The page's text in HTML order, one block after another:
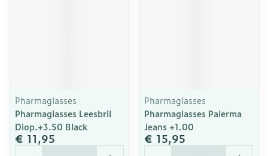
Pharmaglasses
Pharmaglasses Leesbril
Diop.+3.50 Black
€ 11,95
Aantal
Pharmaglasses
Pharmaglasses Palerma
Jeans +1.00
€ 15,95
Aantal